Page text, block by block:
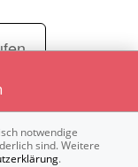
notwendige
sind. Weitere
.